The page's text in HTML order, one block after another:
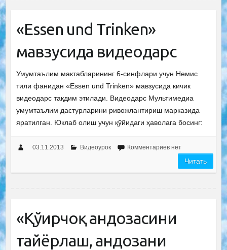
«Essen und Trinken»
мавзусида видеодарс
Умумтаълим мактабларининг 6-синфлари учун Немис
тили фанидан «Essen und Trinken» мавзусида кичик
видеодарс тақдим этилади. Видеодарс Мультимедиа
умумтаълим дастурларини ривожлантириш марказида
яратилган. Юклаб олиш учун қўйидаги ҳаволага босинг:
03.11.2013 Видеоурок Комментариев нет
Читать
«Қўғирчоқ андозасини
тайёрлаш, андозани